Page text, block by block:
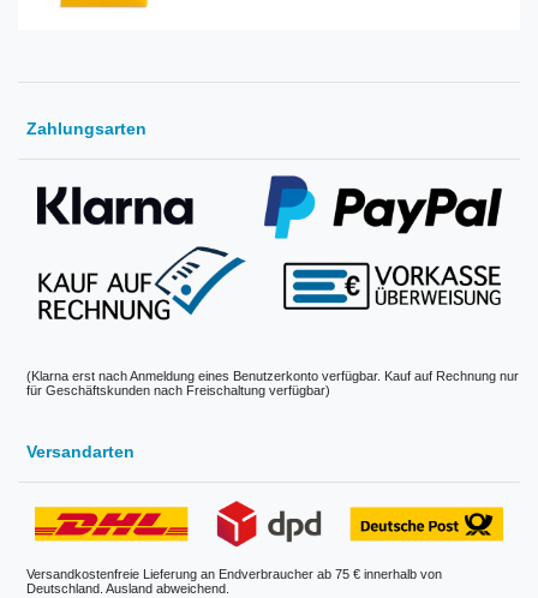
Zahlungsarten
(Klarna erst nach Anmeldung eines Benutzerkonto verfügbar. Kauf auf Rechnung nur
für Geschäftskunden nach Freischaltung verfügbar)
Versandarten
Versandkostenfreie Lieferung an Endverbraucher ab 75 € innerhalb von
Deutschland. Ausland abweichend.